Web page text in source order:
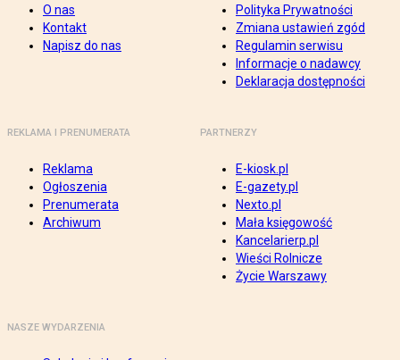
O nas
Kontakt
Napisz do nas
Polityka Prywatności
Zmiana ustawień zgód
Regulamin serwisu
Informacje o nadawcy
Deklaracja dostępności
REKLAMA I PRENUMERATA
Reklama
Ogłoszenia
Prenumerata
Archiwum
PARTNERZY
E-kiosk.pl
E-gazety.pl
Nexto.pl
Mała księgowość
Kancelarierp.pl
Wieści Rolnicze
Życie Warszawy
NASZE WYDARZENIA